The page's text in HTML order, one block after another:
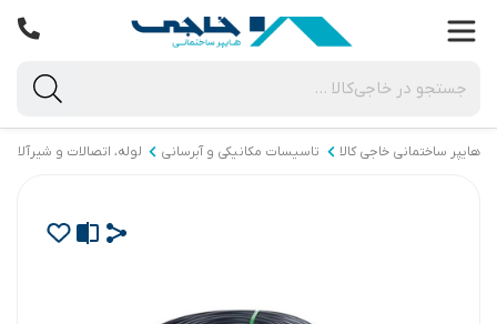
هایپر ساختمانی خاجی‌ کالا تاسیسات مکانیکی و آبرسانی لوله، اتصالات و شیرآلات